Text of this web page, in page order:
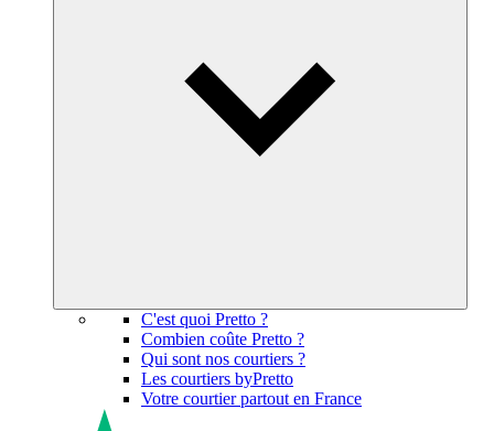
C'est quoi Pretto ?
Combien coûte Pretto ?
Qui sont nos courtiers ?
Les courtiers byPretto
Votre courtier partout en France